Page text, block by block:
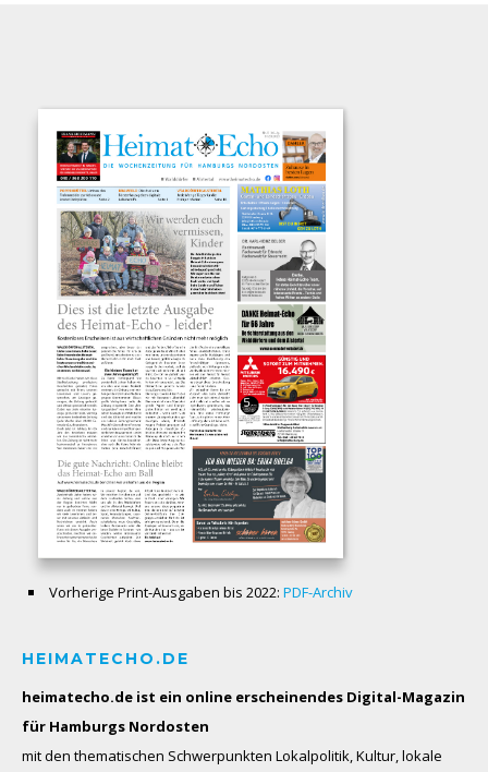
Vorherige Print-Ausgaben bis 2022: PDF-Archiv
HEIMATECHO.DE
heimatecho.de ist ein online erscheinendes Digital-Magazin
für Hamburgs Nordosten
mit den thematischen Schwerpunkten Lokalpolitik, Kultur, lokale